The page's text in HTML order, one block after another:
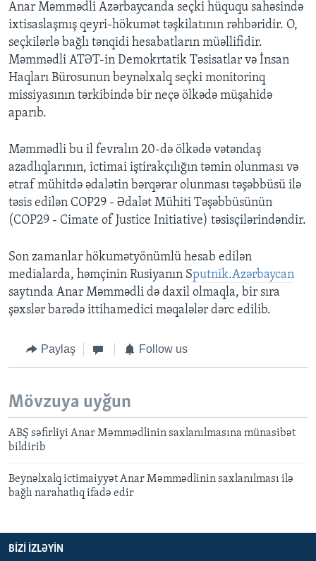
Anar Məmmədli Azərbaycanda seçki hüququ sahəsində
ixtisaslaşmış qeyri-hökumət təşkilatının rəhbəridir. O,
seçkilərlə bağlı tənqidi hesabatların müəllifidir.
Məmmədli ATƏT-in Demokrtatik Təsisatlar və İnsan
Haqları Bürosunun beynəlxalq seçki monitorinq
missiyasının tərkibində bir neçə ölkədə müşahidə
aparıb.
Məmmədli bu il fevralın 20-də ölkədə vətəndaş
azadlıqlarının, ictimai iştirakçılığın təmin olunması və
ətraf mühitdə ədalətin bərqərar olunması təşəbbüsü ilə
təsis edilən COP29 - Ədalət Mühiti Təşəbbüsünün
(COP29 - Cimate of Justice Initiative) təsisçilərindəndir.
Son zamanlar hökumətyönümlü hesab edilən
medialarda, həmçinin Rusiyanın Sputnik.Azərbaycan
saytında Anar Məmmədli də daxil olmaqla, bir sıra
şəxslər barədə ittihamedici məqalələr dərc edilib.
Paylaş Follow us
Mövzuya uyğun
ABŞ səfirliyi Anar Məmmədlinin saxlanılmasına münasibət
bildirib
Beynəlxalq ictimaiyyət Anar Məmmədlinin saxlanılması ilə
bağlı narahatlıq ifadə edir
BIZI IZLƏYIN